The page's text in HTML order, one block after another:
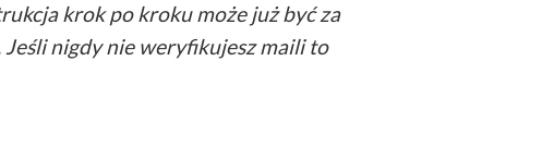
krok po kroku może już być za
nigdy nie weryfikujesz maili to